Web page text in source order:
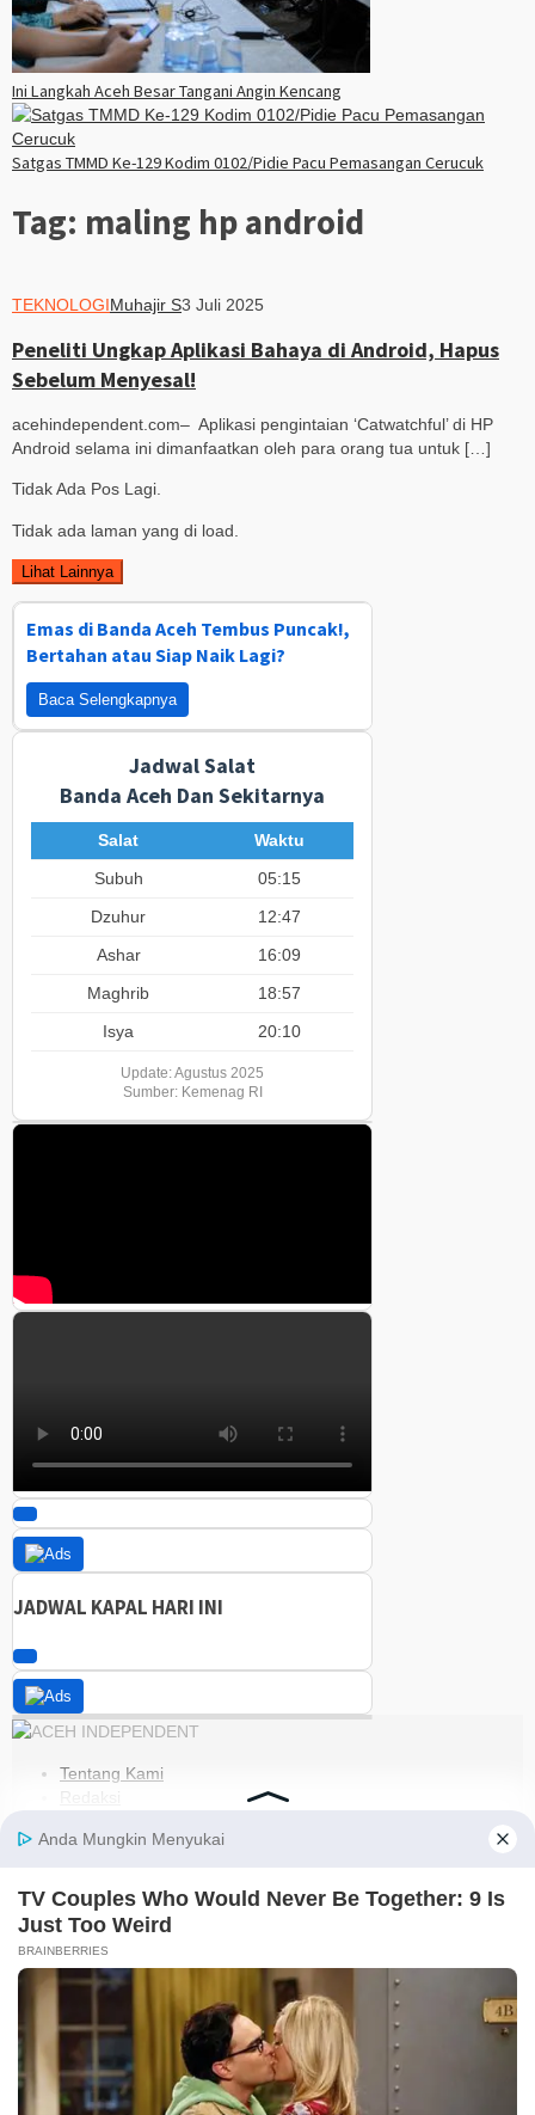
Ini Langkah Aceh Besar Tangani Angin Kencang
Satgas TMMD Ke-129 Kodim 0102/Pidie Pacu Pemasangan Cerucuk
Tag: maling hp android
TEKNOLOGIMuhajir S3 Juli 2025
Peneliti Ungkap Aplikasi Bahaya di Android, Hapus
Sebelum Menyesal!
acehindependent.com– Aplikasi pengintaian ‘Catwatchful’ di HP
Android selama ini dimanfaatkan oleh para orang tua untuk […]
Tidak Ada Pos Lagi.
Tidak ada laman yang di load.
Lihat Lainnya
Emas di Banda Aceh Tembus Puncak!,
Bertahan atau Siap Naik Lagi?
Baca Selengkapnya
Jadwal Salat
Banda Aceh Dan Sekitarnya
Salat
Waktu
Subuh
05:15
Dzuhur
12:47
Ashar
16:09
Maghrib
18:57
Isya
20:10
Update: Agustus 2025
Sumber: Kemenag RI
JADWAL KAPAL HARI INI
Tentang Kami
Redaksi
Pedoman Media Siber
Kebijakan Privasi
Jaringan Social
Facebook
Youtube
RSS
@2021-2026 PT. GLOBAL BERKAH MULTIMEDIA